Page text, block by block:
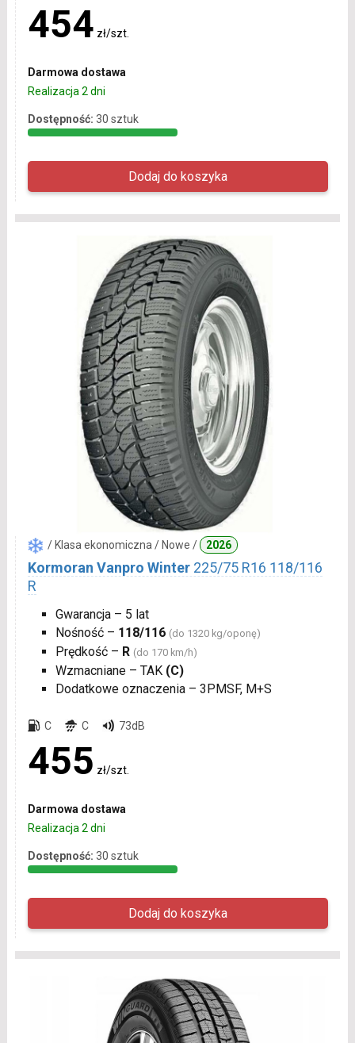
454 zł/szt.
Darmowa dostawa
Realizacja 2 dni
Dostępność: 30 sztuk
/ Klasa ekonomiczna / Nowe / 2026
Kormoran Vanpro Winter 225/75 R16 118/116
R
Gwarancja – 5 lat
Nośność – 118/116 (do 1320 kg/oponę)
Prędkość – R (do 170 km/h)
Wzmacniane – TAK (C)
Dodatkowe oznaczenia – 3PMSF, M+S
C C 73dB
455 zł/szt.
Darmowa dostawa
Realizacja 2 dni
Dostępność: 30 sztuk